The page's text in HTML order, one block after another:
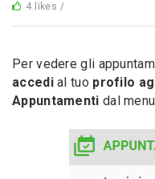
4 likes /
Per vedere gli
accedial tuo profilo
Appuntamenti dal